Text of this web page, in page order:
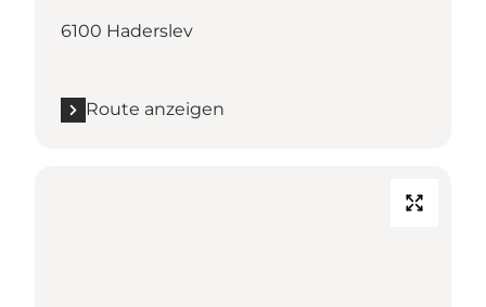
6100 Haderslev
Route anzeigen